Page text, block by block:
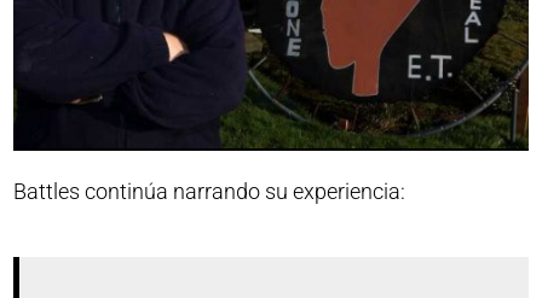
Battles continúa narrando su experiencia: